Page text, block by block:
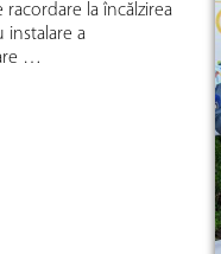
la încălzirea
instalare a
…